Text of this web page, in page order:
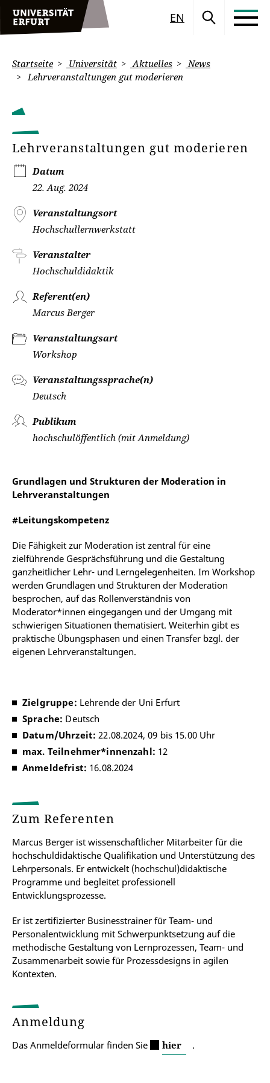
EN
Startseite Universität Aktuelles
News
Lehrveranstaltungen gut moderieren
Lehrveranstaltungen gut moderieren
Datum
22. Aug. 2024
Veranstaltungsort
Hochschullernwerkstatt
Veranstalter
Hochschuldidaktik
Referent(en)
Marcus Berger
Veranstaltungsart
Workshop
Veranstaltungssprache(n)
Deutsch
Publikum
hochschulöffentlich (mit Anmeldung)
Grundlagen und Strukturen der Moderation in
Lehrveranstaltungen
#Leitungskompetenz
Die Fähigkeit zur Moderation ist zentral für eine
zielführende Gesprächsführung und die Gestaltung
ganzheitlicher Lehr- und Lerngelegenheiten. Im Workshop
werden Grundlagen und Strukturen der Moderation
besprochen, auf das Rollenverständnis von
Moderator*innen eingegangen und der Umgang mit
schwierigen Situationen thematisiert. Weiterhin gibt es
praktische Übungsphasen und einen Transfer bzgl. der
eigenen Lehrveranstaltungen.
Zielgruppe: Lehrende der Uni Erfurt
Sprache: Deutsch
Datum/Uhrzeit: 22.08.2024, 09 bis 15.00 Uhr
max. Teilnehmer*innenzahl: 12
Anmeldefrist: 16.08.2024
Zum Referenten
Marcus Berger ist wissenschaftlicher Mitarbeiter für die
hochschuldidaktische Qualifikation und Unterstützung des
Lehrpersonals. Er entwickelt (hochschul)didaktische
Programme und begleitet professionell
Entwicklungsprozesse.
Er ist zertifizierter Businesstrainer für Team- und
Personalentwicklung mit Schwerpunktsetzung auf die
methodische Gestaltung von Lernprozessen, Team- und
Zusammenarbeit sowie für Prozessdesigns in agilen
Kontexten.
Anmeldung
Das Anmeldeformular finden Sie hier .